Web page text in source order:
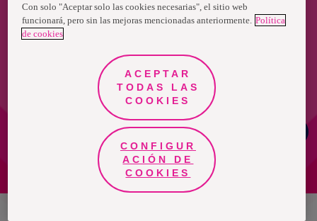
Con solo "Aceptar solo las cookies necesarias", el sitio web
funcionará, pero sin las mejoras mencionadas anteriormente. Política
de cookies
ACEPTAR
TODAS LAS
COOKIES
CONFIGUR
ACIÓN DE
COOKIES